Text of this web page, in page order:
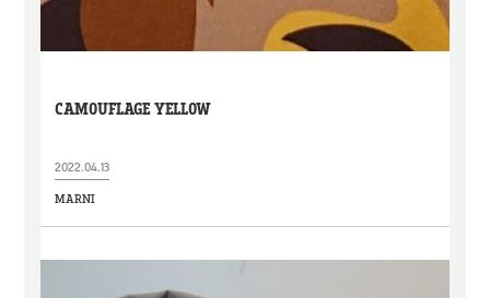
CAMOUFLAGE YELLOW
2022.04.13
MARNI